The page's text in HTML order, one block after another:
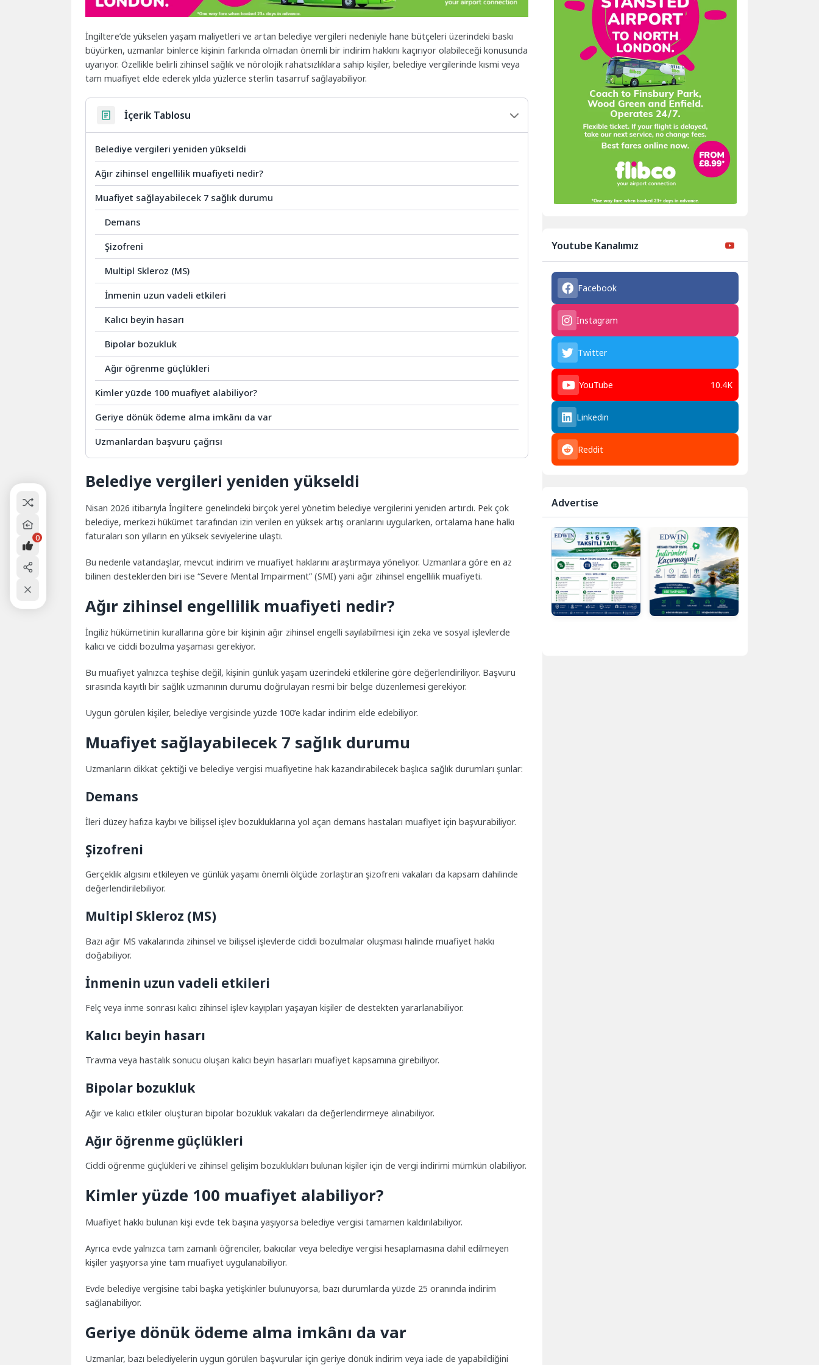
İngiltere’de yükselen yaşam maliyetleri ve artan belediye vergileri nedeniyle hane bütçeleri üzerindeki baskı
büyürken, uzmanlar binlerce kişinin farkında olmadan önemli bir indirim hakkını kaçırıyor olabileceği konusunda
uyarıyor. Özellikle belirli zihinsel sağlık ve nörolojik rahatsızlıklara sahip kişiler, belediye vergilerinde kısmi veya
tam muafiyet elde ederek yılda yüzlerce sterlin tasarruf sağlayabiliyor.
İçerik Tablosu
Belediye vergileri yeniden yükseldi
Ağır zihinsel engellilik muafiyeti nedir?
Muafiyet sağlayabilecek 7 sağlık durumu
Demans
Şizofreni
Multipl Skleroz (MS)
İnmenin uzun vadeli etkileri
Kalıcı beyin hasarı
Bipolar bozukluk
Ağır öğrenme güçlükleri
Kimler yüzde 100 muafiyet alabiliyor?
Geriye dönük ödeme alma imkânı da var
Uzmanlardan başvuru çağrısı
Belediye vergileri yeniden yükseldi
Nisan 2026 itibarıyla İngiltere genelindeki birçok yerel yönetim belediye vergilerini yeniden artırdı. Pek çok
belediye, merkezi hükümet tarafından izin verilen en yüksek artış oranlarını uygularken, ortalama hane halkı
faturaları son yılların en yüksek seviyelerine ulaştı.
Bu nedenle vatandaşlar, mevcut indirim ve muafiyet haklarını araştırmaya yöneliyor. Uzmanlara göre en az
bilinen desteklerden biri ise “Severe Mental Impairment” (SMI) yani ağır zihinsel engellilik muafiyeti.
Ağır zihinsel engellilik muafiyeti nedir?
İngiliz hükümetinin kurallarına göre bir kişinin ağır zihinsel engelli sayılabilmesi için zeka ve sosyal işlevlerde
kalıcı ve ciddi bozulma yaşaması gerekiyor.
Bu muafiyet yalnızca teşhise değil, kişinin günlük yaşam üzerindeki etkilerine göre değerlendiriliyor. Başvuru
sırasında kayıtlı bir sağlık uzmanının durumu doğrulayan resmi bir belge düzenlemesi gerekiyor.
Uygun görülen kişiler, belediye vergisinde yüzde 100’e kadar indirim elde edebiliyor.
Muafiyet sağlayabilecek 7 sağlık durumu
Uzmanların dikkat çektiği ve belediye vergisi muafiyetine hak kazandırabilecek başlıca sağlık durumları şunlar:
Demans
İleri düzey hafıza kaybı ve bilişsel işlev bozukluklarına yol açan demans hastaları muafiyet için başvurabiliyor.
Şizofreni
Gerçeklik algısını etkileyen ve günlük yaşamı önemli ölçüde zorlaştıran şizofreni vakaları da kapsam dahilinde
değerlendirilebiliyor.
Multipl Skleroz (MS)
Bazı ağır MS vakalarında zihinsel ve bilişsel işlevlerde ciddi bozulmalar oluşması halinde muafiyet hakkı
doğabiliyor.
İnmenin uzun vadeli etkileri
Felç veya inme sonrası kalıcı zihinsel işlev kayıpları yaşayan kişiler de destekten yararlanabiliyor.
Kalıcı beyin hasarı
Travma veya hastalık sonucu oluşan kalıcı beyin hasarları muafiyet kapsamına girebiliyor.
Bipolar bozukluk
Ağır ve kalıcı etkiler oluşturan bipolar bozukluk vakaları da değerlendirmeye alınabiliyor.
Ağır öğrenme güçlükleri
Ciddi öğrenme güçlükleri ve zihinsel gelişim bozuklukları bulunan kişiler için de vergi indirimi mümkün olabiliyor.
Kimler yüzde 100 muafiyet alabiliyor?
Muafiyet hakkı bulunan kişi evde tek başına yaşıyorsa belediye vergisi tamamen kaldırılabiliyor.
Ayrıca evde yalnızca tam zamanlı öğrenciler, bakıcılar veya belediye vergisi hesaplamasına dahil edilmeyen
kişiler yaşıyorsa yine tam muafiyet uygulanabiliyor.
Evde belediye vergisine tabi başka yetişkinler bulunuyorsa, bazı durumlarda yüzde 25 oranında indirim
sağlanabiliyor.
Geriye dönük ödeme alma imkânı da var
Uzmanlar, bazı belediyelerin uygun görülen başvurular için geriye dönük indirim veya iade de yapabildiğini
Youtube Kanalımız
Facebook
Instagram
Twitter
YouTube 10.4K
Linkedin
Reddit
Advertise
0